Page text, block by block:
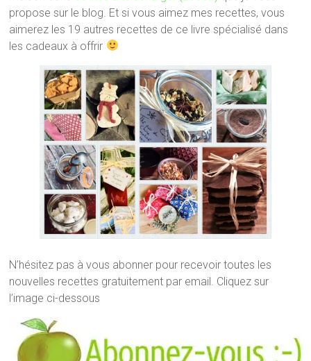
propose sur le blog. Et si vous aimez mes recettes, vous
aimerez les 19 autres recettes de ce livre spécialisé dans
les cadeaux à offrir
N’hésitez pas à vous abonner pour recevoir toutes les
nouvelles recettes gratuitement par email. Cliquez sur
l’image ci-dessous